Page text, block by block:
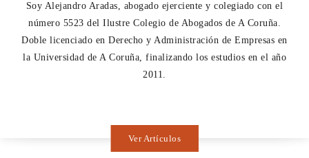
Soy Alejandro Aradas, abogado ejerciente y colegiado con el
número 5523 del Ilustre Colegio de Abogados de A Coruña.
Doble licenciado en Derecho y Administración de Empresas en
la Universidad de A Coruña, finalizando los estudios en el año
2011.
Ver Artículos